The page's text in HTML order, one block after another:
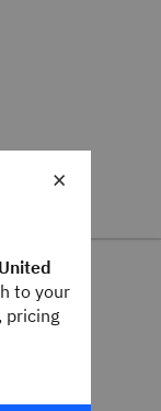
y
×
United
to your
pricing